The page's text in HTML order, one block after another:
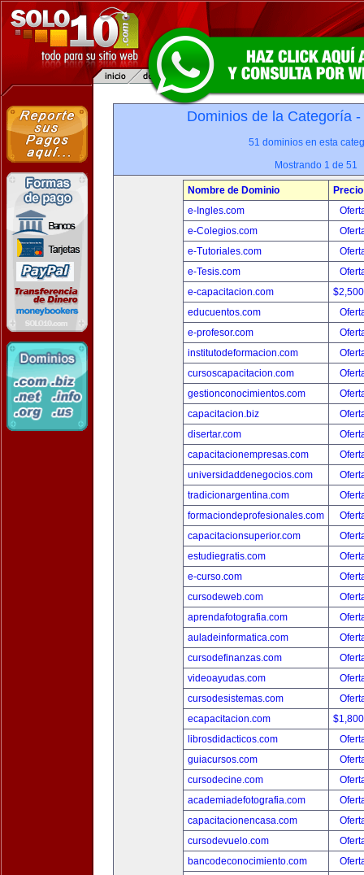
Dominios de la Categoría -
51 dominios en esta
Mostrando 1 de 51
Nombre de Dominio
Precio
e-Ingles.com
e-Colegios.com
e-Tutoriales.com
e-Tesis.com
e-capacitacion.com
educuentos.com
e-profesor.com
institutodeformacion.com
cursoscapacitacion.com
gestionconocimientos.com
capacitacion.biz
disertar.com
capacitacionempresas.com
universidaddenegocios.com
tradicionargentina.com
formaciondeprofesionales.com
capacitacionsuperior.com
estudiegratis.com
e-curso.com
cursodeweb.com
aprendafotografia.com
auladeinformatica.com
cursodefinanzas.com
videoayudas.com
cursodesistemas.com
ecapacitacion.com
librosdidacticos.com
guiacursos.com
cursodecine.com
academiadefotografia.com
capacitacionencasa.com
cursodevuelo.com
bancodeconocimiento.com